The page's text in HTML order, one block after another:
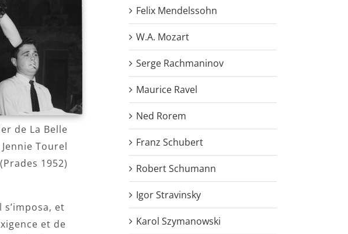
de La Belle
Tourel
(Prades 1952)
et
et de
Felix Mendelssohn
W.A. Mozart
Serge Rachmaninov
Maurice Ravel
Ned Rorem
Franz Schubert
Robert Schumann
Igor Stravinsky
Karol Szymanowski